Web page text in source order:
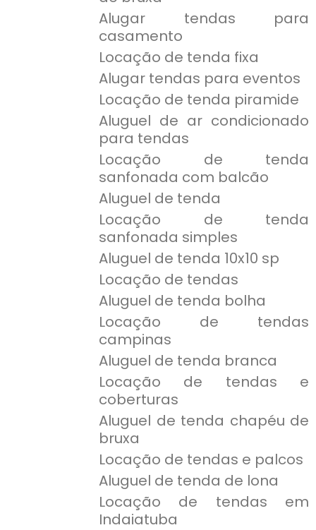
Alugar tendas para
casamento
Locação de tenda fixa
Alugar tendas para eventos
Locação de tenda piramide
Aluguel de ar condicionado
para tendas
Locação de tenda
sanfonada com balcão
Aluguel de tenda
Locação de tenda
sanfonada simples
Aluguel de tenda 10x10 sp
Locação de tendas
Aluguel de tenda bolha
Locação de tendas
campinas
Aluguel de tenda branca
Locação de tendas e
coberturas
Aluguel de tenda chapéu de
bruxa
Locação de tendas e palcos
Aluguel de tenda de lona
Locação de tendas em
Indaiatuba